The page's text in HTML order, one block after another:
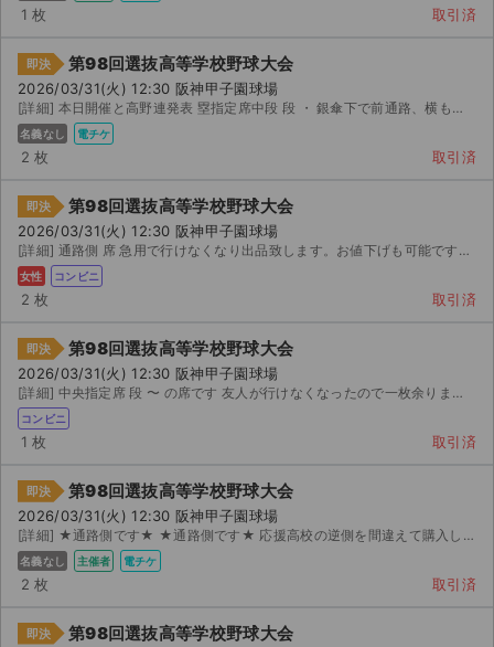
1 枚 取引済
即決 第98回選抜高等学校野球大会
2026/03/31(火) 12:30 阪神甲子園球場
[詳細] 本日開催と高野連発表 塁指定席中段 段 ・ 銀傘下で前通路、横も通路になります。...
名義なし 電チケ
2 枚 取引済
即決 第98回選抜高等学校野球大会
2026/03/31(火) 12:30 阪神甲子園球場
[詳細] 通路側 席 急用で行けなくなり出品致します。お値下げも可能ですので気軽にコメントしてください。
女性 コンビニ
2 枚 取引済
即決 第98回選抜高等学校野球大会
2026/03/31(火) 12:30 阪神甲子園球場
[詳細] 中央指定席 段 〜 の席です 友人が行けなくなったので一枚余りました。 コードをお送...
コンビニ
1 枚 取引済
即決 第98回選抜高等学校野球大会
2026/03/31(火) 12:30 阪神甲子園球場
[詳細] ★通路側です★ ★通路側です★ 応援高校の逆側を間違えて購入してしまいました、、通路側ですので...
名義なし 主催者 電チケ
2 枚 取引済
即決 第98回選抜高等学校野球大会